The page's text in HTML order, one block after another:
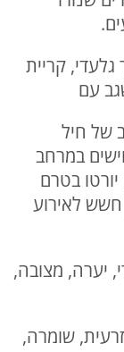
גלעדי, קריית
עם
של חיל
במרחב
בטרם
חשש לאירוע
יערה, מצובה,
זרעית, שומרה,